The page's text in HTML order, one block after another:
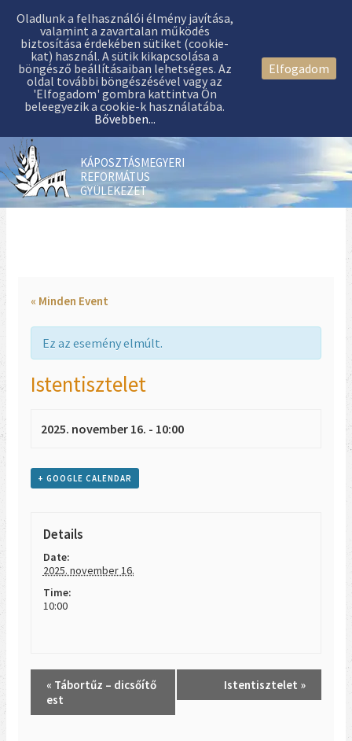
KÁPOSZTÁSMEGYERI
REFORMÁTUS
GYÜLEKEZET
« Minden Event
Ez az esemény elmúlt.
Istentisztelet
2025. november 16. - 10:00
+ GOOGLE CALENDAR
Details
Date:
2025. november 16.
Time:
10:00
Event
Navigation
« Tábortűz – dicsőítő
est
Istentisztelet »
Oladlunk a felhasználói élmény javítása,
valamint a zavartalan működés
biztosítása érdekében sütiket (cookie-
kat) használ. A sütik kikapcsolása a
böngésző beállításaiban lehetséges. Az
oldal további böngészésével vagy az
'Elfogadom' gombra kattintva Ön
beleegyezik a cookie-k használatába.
Bővebben...
Elfogadom